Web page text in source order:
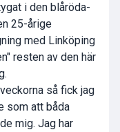
i den blåröda-
25-årige
med Linköping
resten av den här
så fick jag
som att båda
mig. Jag har